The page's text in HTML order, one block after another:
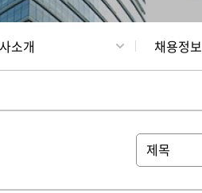
소개 채용정보